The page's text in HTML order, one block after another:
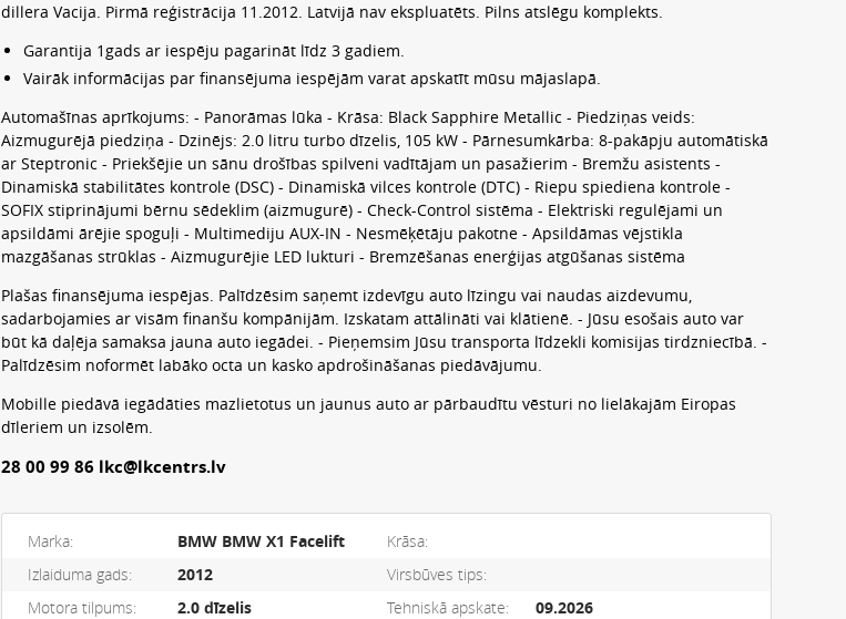
dillera Vacija. Pirmā reģistrācija 11.2012. Latvijā nav ekspluatēts. Pilns atslēgu komplekts.
Garantija 1gads ar iespēju pagarināt līdz 3 gadiem.
Vairāk informācijas par finansējuma iespējām varat apskatīt mūsu mājaslapā.
Automašīnas aprīkojums: - Panorāmas lūka - Krāsa: Black Sapphire Metallic - Piedziņas veids:
Aizmugurējā piedziņa - Dzinējs: 2.0 litru turbo dīzelis, 105 kW - Pārnesumkārba: 8-pakāpju automātiskā
ar Steptronic - Priekšējie un sānu drošības spilveni vadītājam un pasažierim - Bremžu asistents -
Dinamiskā stabilitātes kontrole (DSC) - Dinamiskā vilces kontrole (DTC) - Riepu spiediena kontrole -
SOFIX stiprinājumi bērnu sēdeklim (aizmugurē) - Check-Control sistēma - Elektriski regulējami un
apsildāmi ārējie spoguļi - Multimediju AUX-IN - Nesmēķētāju pakotne - Apsildāmas vējstikla
mazgāšanas strūklas - Aizmugurējie LED lukturi - Bremzēšanas enerģijas atgūšanas sistēma
Plašas finansējuma iespējas. Palīdzēsim saņemt izdevīgu auto līzingu vai naudas aizdevumu,
sadarbojamies ar visām finanšu kompānijām. Izskatam attālināti vai klātienē. - Jūsu esošais auto var
būt kā daļēja samaksa jauna auto iegādei. - Pieņemsim Jūsu transporta līdzekli komisijas tirdzniecībā. -
Palīdzēsim noformēt labāko octa un kasko apdrošināšanas piedāvājumu.
Mobille piedāvā iegādāties mazlietotus un jaunus auto ar pārbaudītu vēsturi no lielākajām Eiropas
dīleriem un izsolēm.
28 00 99 86 lkc@lkcentrs.lv
Marka: BMW BMW X1 Facelift
Krāsa:
Izlaiduma gads:
2012
Virsbūves tips:
Motora tilpums:
2.0 dīzelis Tehniskā apskate:
09.2026